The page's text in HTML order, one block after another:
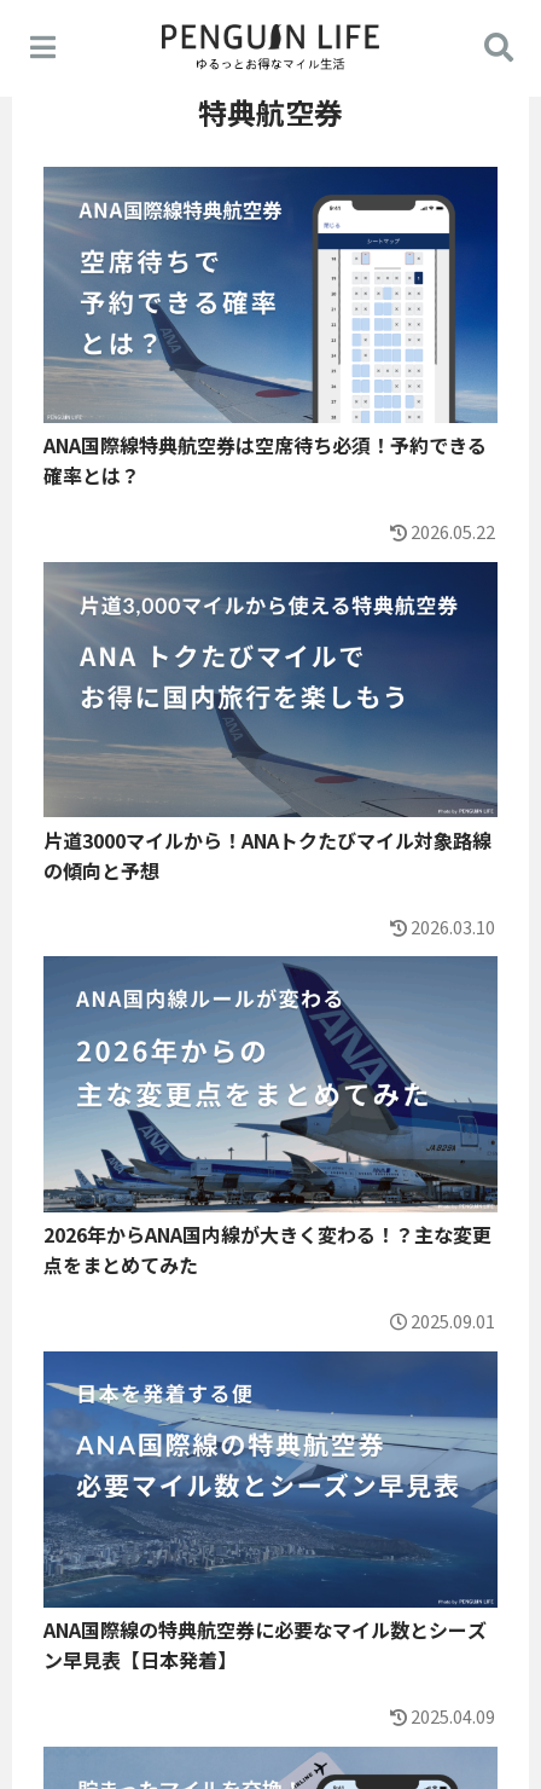
特典航空券
ANA国際線特典航空券は空席待ち必須！予約できる
確率とは？
2026.05.22
片道3000マイルから！ANAトクたびマイル対象路線
の傾向と予想
2026.03.10
2026年からANA国内線が大きく変わる！？主な変更
点をまとめてみた
2025.09.01
ANA国際線の特典航空券に必要なマイル数とシーズ
ン早見表【日本発着】
2025.04.09